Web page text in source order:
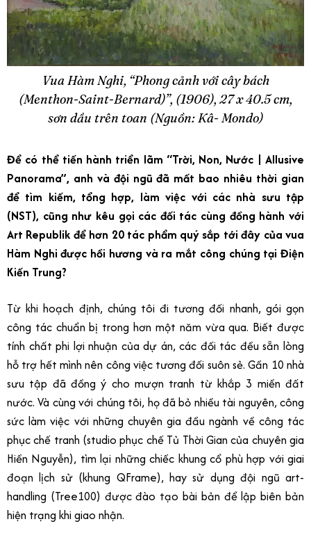
Vua Hàm Nghi, “Phong cảnh với cây bách
(Menthon-Saint-Bernard)”, (1906), 27 x 40.5 cm,
sơn dầu trên toan (Nguồn: Kâ- Mondo)
Để có thể tiến hành triển lãm “Trời, Non, Nước | Allusive
Panorama”, anh và đội ngũ đã mất bao nhiêu thời gian
để tìm kiếm, tổng hợp, làm việc với các nhà sưu tập
(NST), cũng như kêu gọi các đối tác cùng đồng hành với
Art Republik để hơn 20 tác phẩm quý sắp tới đây của vua
Hàm Nghi được hồi hương và ra mắt công chúng tại Điện
Kiến Trung?
Từ khi hoạch định, chúng tôi đi tương đối nhanh, gói gọn
công tác chuẩn bị trong hơn một năm vừa qua. Biết được
tính chất phi lợi nhuận của dự án, các đối tác đều sẵn lòng
hỗ trợ hết mình nên công việc tương đối suôn sẻ. Gần 10 nhà
sưu tập đã đồng ý cho mượn tranh từ khắp 3 miền đất
nước. Và cùng với chúng tôi, họ đã bỏ nhiều tài nguyên, công
sức làm việc với những chuyên gia đầu ngành về công tác
phục chế tranh (studio phục chế Tủ Thời Gian của chuyên gia
Hiền Nguyễn), tìm lại những chiếc khung cổ phù hợp với giai
đoạn lịch sử (khung QFrame), hay sử dụng đội ngũ art-
handling (Tree100) được đào tạo bài bản để lập biên bản
hiện trạng khi giao nhận.